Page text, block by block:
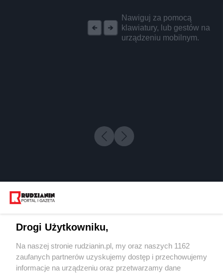
Nawiguj za pomocą
klawiatury, lub gestów na
urządzeniu mobilnym.
Wydawca mediów
Drogi Użytkowniku,
Na naszej stronie rudzianin.pl, my oraz naszych 1162
zaufanych partnerów uzyskujemy dostęp i przechowujemy
informacje na urządzeniu oraz przetwarzamy dane